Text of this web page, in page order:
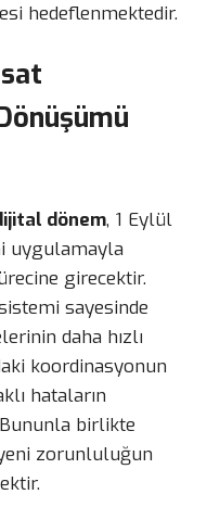
hedeflenmektedir.
dönem, 1 Eylül
uygulamayla
girecektir.
sayesinde
daha hızlı
koordinasyonun
hataların
birlikte
zorunluluğun